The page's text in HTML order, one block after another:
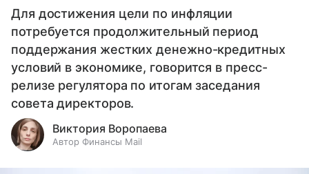
Для достижения цели по инфляции
потребуется продолжительный период
поддержания жестких денежно-кредитных
условий в экономике, говорится в пресс-
релизе регулятора по итогам заседания
совета директоров.
Виктория Воропаева
Автор Финансы Mail